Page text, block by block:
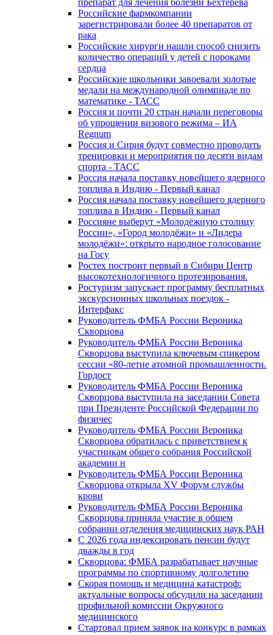
препарат для лечения болезни Бехтерева
Российские фармкомпании
зарегистрировали более 40 препаратов от
рака
Российские хирурги нашли способ снизить
количество операций у детей с пороками
сердца
Российские школьники завоевали золотые
медали на международной олимпиаде по
математике - ТАСС
Россия и почти 20 стран начали переговоры
об упрощении визового режима – ИА
Regnum
Россия и Сирия будут совместно проводить
тренировки и мероприятия по десяти видам
спорта - ТАСС
Россия начала поставку новейшего ядерного
топлива в Индию - Первый канал
Россия начала поставку новейшего ядерного
топлива в Индию - Первый канал
Россияне выберут «Молодёжную столицу
России», «Город молодёжи» и «Лидера
молодёжи»: открыто народное голосование
на Госу
Ростех построит первый в Сибири Центр
высокотехнологичного протезирования.
Ростуризм запускает программу бесплатных
экскурсионных школьных поездок -
Интерфакс
Руководитель ФМБА России Вероника
Скворцова
Руководитель ФМБА России Вероника
Скворцова выступила ключевым спикером
сессии «80-летие атомной промышленности.
Гордост
Руководитель ФМБА России Вероника
Скворцова выступила на заседании Совета
при Президенте Российской Федерации по
физичес
Руководитель ФМБА России Вероника
Скворцова обратилась с приветствием к
участникам общего собрания Российской
академии н
Руководитель ФМБА России Вероника
Скворцова открыла XV Форум службы
крови
Руководитель ФМБА России Вероника
Скворцова приняла участие в общем
собрании отделения медицинских наук РАН
С 2026 года индексировать пенсии будут
дважды в год
Скворцова: ФМБА разрабатывает научные
программы по спортивному долголетию
Скорая помощь и медицина катастроф:
актуальные вопросы обсудили на заседании
профильной комиссии Окружного
медицинского
Стартовал прием заявок на конкурс в рамках